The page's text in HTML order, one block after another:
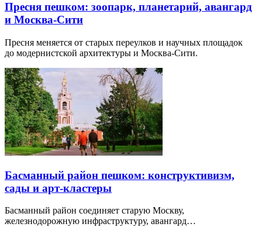
Пресня пешком: зоопарк, планетарий, авангард
и Москва-Сити
Пресня меняется от старых переулков и научных площадок
до модернистской архитектуры и Москва-Сити.
Басманный район пешком: конструктивизм,
сады и арт-кластеры
Басманный район соединяет старую Москву,
железнодорожную инфраструктуру, авангард…